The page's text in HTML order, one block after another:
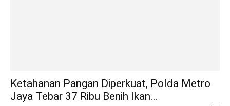
Ketahanan Pangan Diperkuat, Polda Metro
Jaya Tebar 37 Ribu Benih Ikan...